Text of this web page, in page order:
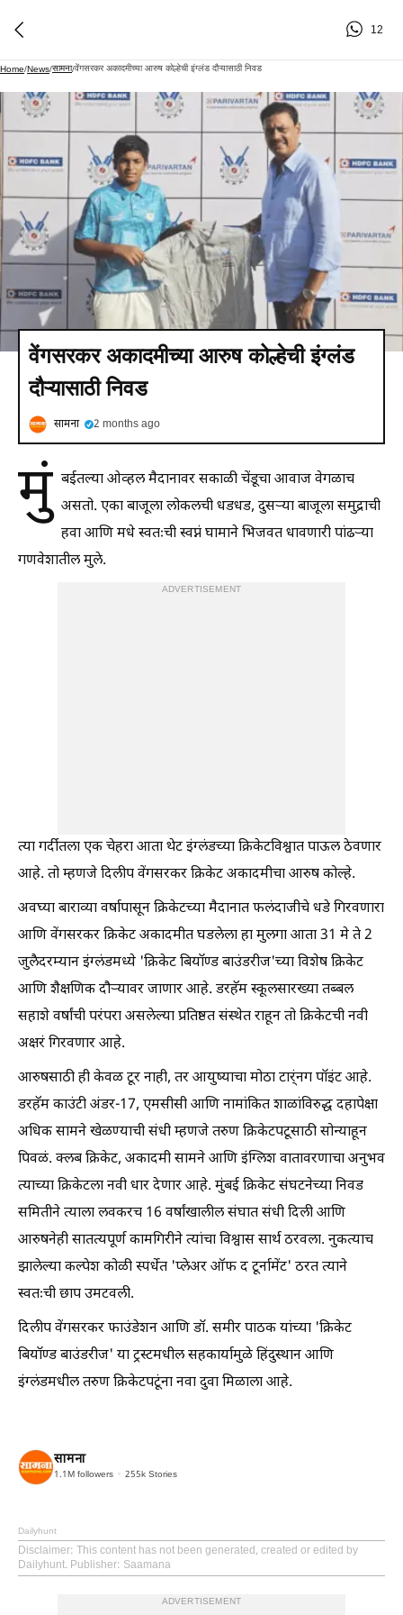
12
Home/News/सामना/वेंगसरकर अकादमीच्या आरुष कोल्हेची इंग्लंड दौऱ्यासाठी निवड
वेंगसरकर अकादमीच्या आरुष कोल्हेची इंग्लंड
दौऱ्यासाठी निवड
सामना 2 months ago
मुं बईतल्या ओव्हल मैदानावर सकाळी चेंडूचा आवाज वेगळाच
असतो. एका बाजूला लोकलची धडधड, दुसऱ्या बाजूला समुद्राची
हवा आणि मधे स्वतःची स्वप्नं घामाने भिजवत धावणारी पांढऱ्या
गणवेशातील मुले.
ADVERTISEMENT
त्या गर्दीतला एक चेहरा आता थेट इंग्लंडच्या क्रिकेटविश्वात पाऊल ठेवणार
आहे. तो म्हणजे दिलीप वेंगसरकर क्रिकेट अकादमीचा आरुष कोल्हे.
अवघ्या बाराव्या वर्षापासून क्रिकेटच्या मैदानात फलंदाजीचे धडे गिरवणारा
आणि वेंगसरकर क्रिकेट अकादमीत घडलेला हा मुलगा आता 31 मे ते 2
जुलैदरम्यान इंग्लंडमध्ये 'क्रिकेट बियॉण्ड बाउंडरीज'च्या विशेष क्रिकेट
आणि शैक्षणिक दौऱ्यावर जाणार आहे. डरहॅम स्कूलसारख्या तब्बल
सहाशे वर्षांची परंपरा असलेल्या प्रतिष्ठत संस्थेत राहून तो क्रिकेटची नवी
अक्षरं गिरवणार आहे.
आरुषसाठी ही केवळ टूर नाही, तर आयुष्याचा मोठा टार्ंनग पॉइंट आहे.
डरहॅम काउंटी अंडर-17, एमसीसी आणि नामांकित शाळांविरुद्ध दहापेक्षा
अधिक सामने खेळण्याची संधी म्हणजे तरुण क्रिकेटपटूसाठी सोन्याहून
पिवळं. क्लब क्रिकेट, अकादमी सामने आणि इंग्लिश वातावरणाचा अनुभव
त्याच्या क्रिकेटला नवी धार देणार आहे. मुंबई क्रिकेट संघटनेच्या निवड
समितीने त्याला लवकरच 16 वर्षांखालील संघात संधी दिली आणि
आरुषनेही सातत्यपूर्ण कामगिरीने त्यांचा विश्वास सार्थ ठरवला. नुकत्याच
झालेल्या कल्पेश कोळी स्पर्धेत 'प्लेअर ऑफ द टूर्नामेंट' ठरत त्याने
स्वतःची छाप उमटवली.
दिलीप वेंगसरकर फाउंडेशन आणि डॉ. समीर पाठक यांच्या 'क्रिकेट
बियॉण्ड बाउंडरीज' या ट्रस्टमधील सहकार्यामुळे हिंदुस्थान आणि
इंग्लंडमधील तरुण क्रिकेटपटूंना नवा दुवा मिळाला आहे.
सामना
1.1M followers 255k Stories
Dailyhunt
Disclaimer: This content has not been generated, created or edited by
Dailyhunt. Publisher: Saamana
ADVERTISEMENT